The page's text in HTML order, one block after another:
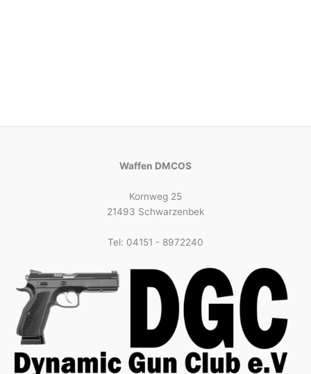
Waffen DMCOS
Kornweg 25
21493 Schwarzenbek
Tel: 04151 - 8972240